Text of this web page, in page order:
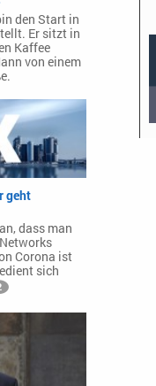
den Start in
Er sitzt in
Kaffee
von einem
geht
dass man
Corona ist
sich